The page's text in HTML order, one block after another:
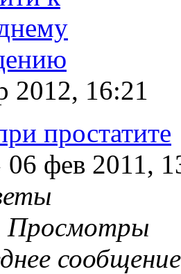
2012, 16:21
простатите
06 фев 2011,
Просмотры